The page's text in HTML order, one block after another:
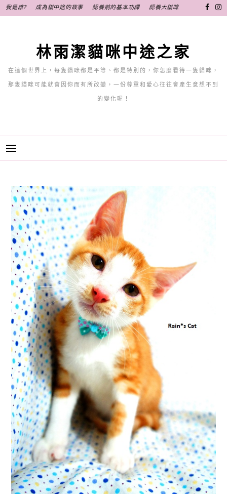
至
我是誰? 成為貓中途的故事 認養前的基本功課 認養大貓咪
林雨潔貓咪中途之家
在這個世界上，每隻貓咪都是平等、都是特別的，你怎麼看待一隻貓咪，
那隻貓咪可能就會因你而有所改變，一份尊重和愛心往往會產生意想不到
的變化喔！